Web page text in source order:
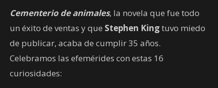
Cementerio de animales, la novela que fue todo
un éxito de ventas y que Stephen Kingtuvo miedo
de publicar, acaba de cumplir 35 años.
Celebramos las efemérides con estas 16
curiosidades: